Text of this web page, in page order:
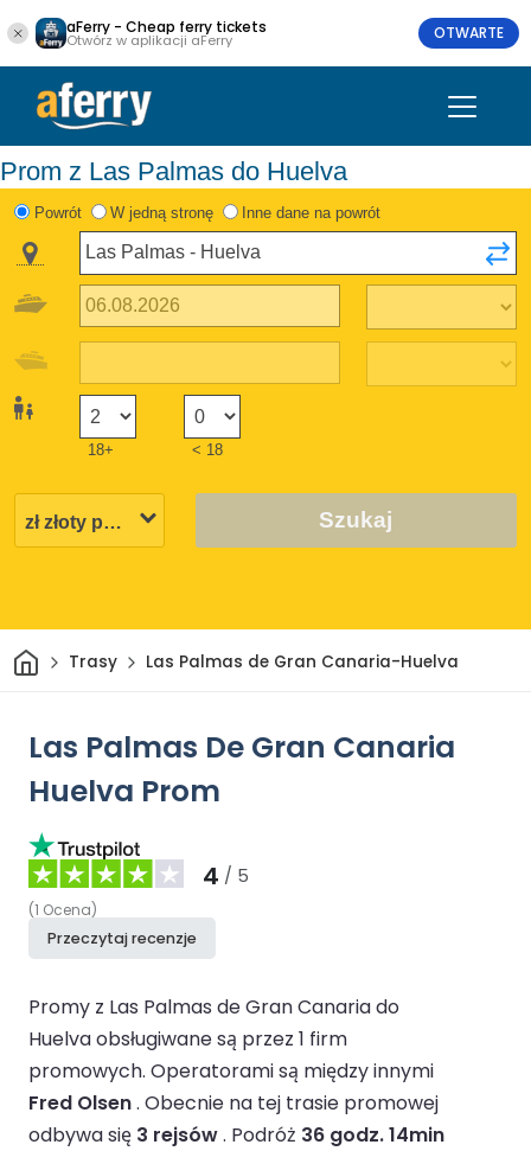
aFerry - Cheap ferry tickets
Otwórz w aplikacji aFerry OTWARTE
Prom z Las Palmas do Huelva
Powrót W jedną stronę Inne dane na powrót
18+ < 18
Szukaj
DomTrasy Las Palmas de Gran Canaria-Huelva
Las Palmas De Gran Canaria
Huelva Prom
4 / 5
(1 Ocena)
Przeczytaj recenzje
Promy z Las Palmas de Gran Canaria do
Huelva obsługiwane są przez 1 firm
promowych. Operatorami są między innymi
Fred Olsen. Obecnie na tej trasie promowej
odbywa się 3 rejsów. Podróż 36 godz. 14min